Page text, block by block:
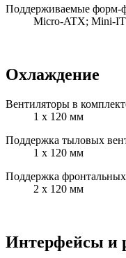
Поддерживаемые форм-
Micro-ATX; Mini-
Охлаждение
Вентиляторы в
1 x 120 мм
Поддержка тыловых
1 x 120 мм
Поддержка фронтальных
2 x 120 мм
Интерфейсы и